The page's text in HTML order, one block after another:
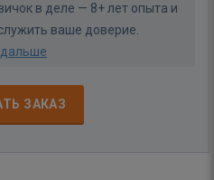
в деле — 8+ лет опыта и
ваше доверие.
дальше
ЗАКАЗ